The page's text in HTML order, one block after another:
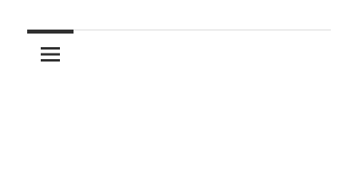
Veterinaria